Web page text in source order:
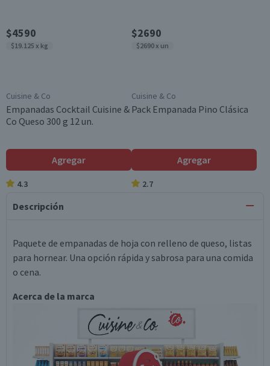
$4590
$19.125 x kg
Cuisine & Co
Empanadas Cocktail Cuisine &
Co Queso 300 g 12 un.
Agregar
4.3
$2690
$2690 x un
Cuisine & Co
Pack Empanada Pino Clásica
Agregar
2.7
Descripción
Paquete de empanadas de hoja con relleno de queso, listas
para hornear. Una opción rápida y sabrosa para una comida
o cena.
Acerca de la marca